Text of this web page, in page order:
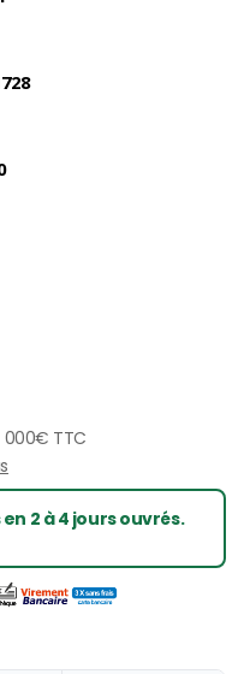
000€ TTC
2 à 4 jours ouvrés.